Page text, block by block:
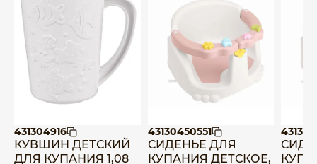
431304916
КУВШИН ДЕТСКИЙ
ДЛЯ КУПАНИЯ 1,08
43130450551
СИДЕНЬЕ ДЛЯ
КУПАНИЯ ДЕТСКОЕ,